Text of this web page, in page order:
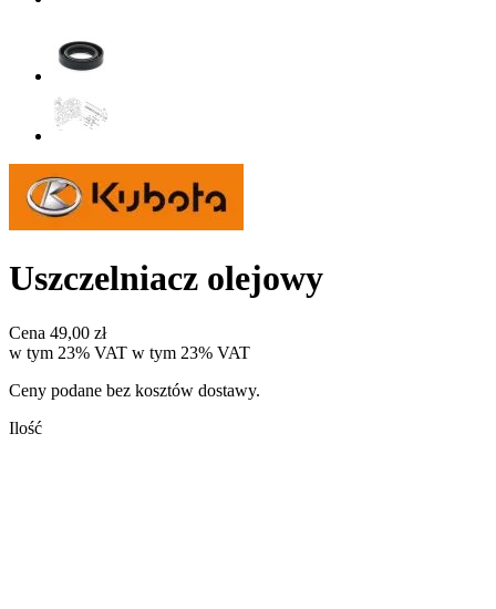
Uszczelniacz olejowy
Cena 49,00 zł
w tym 23% VAT w tym 23% VAT
Ceny podane bez kosztów dostawy.
Ilość